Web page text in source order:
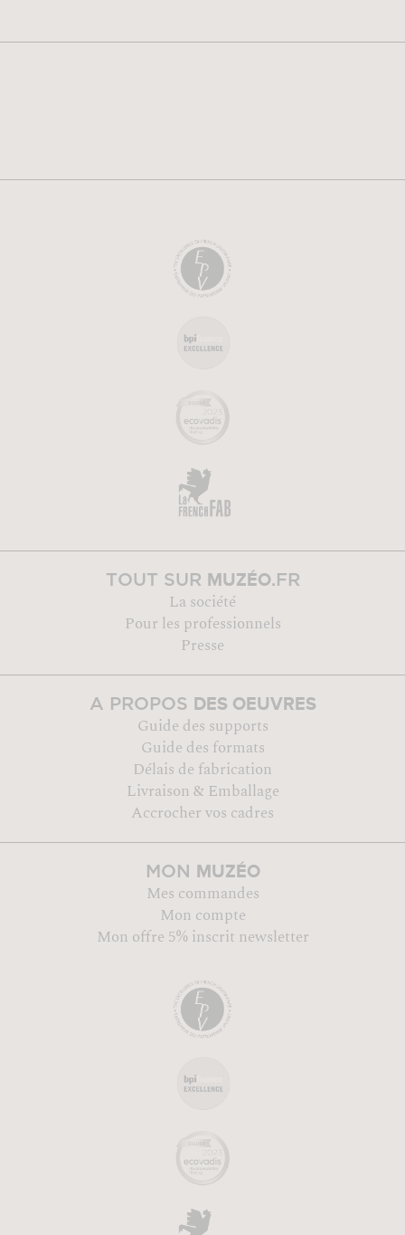
TOUT SUR MUZÉO.FR
La société
Pour les professionnels
Presse
A PROPOS DES OEUVRES
Guide des supports
Guide des formats
Délais de fabrication
Livraison & Emballage
Accrocher vos cadres
MON MUZÉO
Mes commandes
Mon compte
Mon offre 5% inscrit newsletter